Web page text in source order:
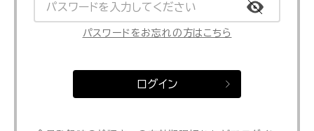
パスワードをお忘れの方はこちら
ログイン